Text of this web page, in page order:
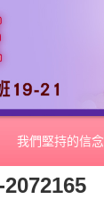
我們堅持的信念